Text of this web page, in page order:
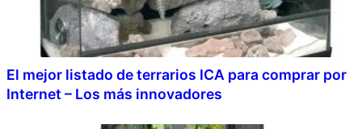
El mejor listado de terrarios ICA para comprar por
Internet – Los más innovadores